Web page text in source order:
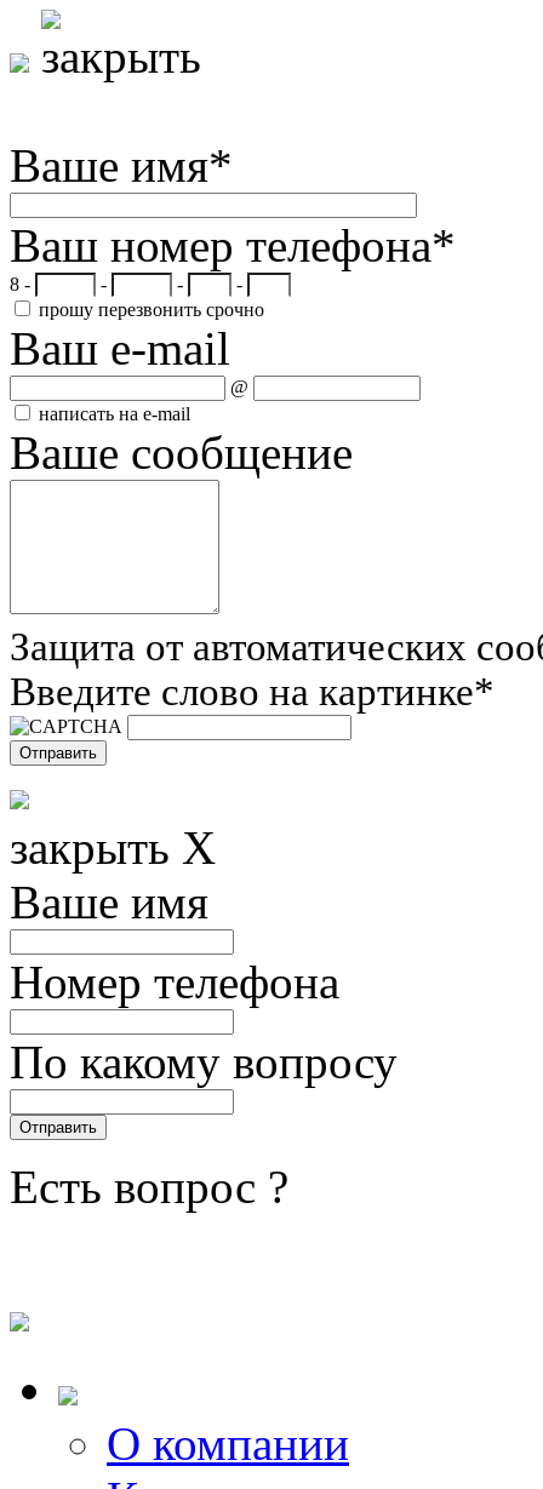
Ваше имя*
Ваш номер телефона*
8 - - -
-
прошу перезвонить срочно
Ваш e-mail
@
написать на e-mail
Ваше сообщение
Защита от автоматических
Введите слово на картинке*
закрыть X
Ваше имя
Номер телефона
По какому вопросу
Есть вопрос ?
О компании